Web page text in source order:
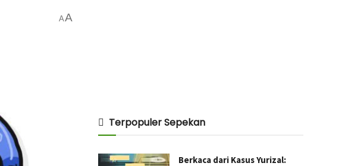
AA
Terpopuler Sepekan
Berkaca dari Kasus Yurizal: